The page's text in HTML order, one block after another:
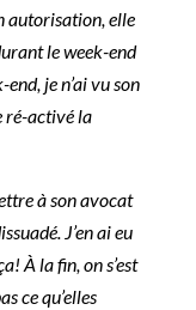
autorisation, elle
le week-end
je n’ai vu son
ré-activé la
à son avocat
J’en ai eu
À la fin, on s’est
ce qu’elles